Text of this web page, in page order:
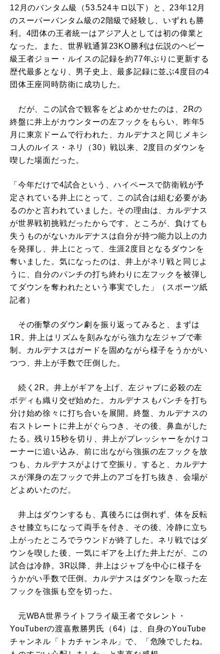
12月のバンタム級（53.524キロ以下）と、23年12月
のスーパーバンタム級の2階級で経験し、いずれも勝
利。4団体の王者統一はアジア人としては初の偉業と
なった。また、世界戦通算23KO勝利は伝説のヘビー
級王者ジョー・ルイスの記録を約77年ぶりに更新する
歴代最多となり、男子史上、最多記録に並ぶ4度目の4
団体王座同時防衛に成功した。
だが、この試合で観客をどよめかせたのは、2Rの
終盤に井上がカウンターの左フックをもらい、昨年5
月に東京ドームで行われた、カルデナスと同じメキシ
コ人のルイス・ネリ（30）戦以来、2度目のダウンを
喫した場面だった。
「今年だけで4試合という、ハイペースで防衛戦が予
定されている井上にとって、この試合は組む必要があ
るのかと言われていました。その理由は、カルデナス
が世界戦初挑戦だったからです。ところが、負けても
失うものがないカルデナスは自分が持つ能力以上の力
を発揮し、井上にとって、生涯2度目となるダウンを
奪いました。気になったのは、井上がネリ戦と同じよ
うに、自分のパンチの打ち終わりに左フックを被弾し
てダウンを奪われたという事実でした」（スポーツ紙
記者）
その衝撃のダウン劇を振り返ってみると、まずは
1R。井上はリズムを刻みながら強力な左ジャブで牽
制。カルデナスはガードを固めながら様子をうかがい
つつ、井上が手数で圧倒した。
続く2R。井上がギアを上げ、左ジャブに必殺の左
ボディも織り交ぜ始めた。カルデナスもパンチを打ち
分け始め徐々に打ち合いを展開。終盤、カルデナスの
右ストレートに井上がぐらつき、その後、鼻血がした
たる。残り15秒を切り、井上がプレッシャーをかけコ
ーナーに追い込み、前に出ながら強振の左フックを放
つも、カルデナスがよけて空振り。すると、カルデナ
スが渾身の左フックで井上のアゴを打ち抜き、会場が
どよめいたのだ。
井上はダウンするも、真後ろには倒れず、体を反転
させ膝立ちになって両手を付き、その後、冷静に立ち
上がったところでラウンドが終了した。ネリ戦ではダ
ウンを喫した後、一気にギアを上げた井上だが、この
試合は冷静。3R以降、井上はジャブを中心に様子を
うかがい手数で圧倒。カルデナスはダウンを取った左
フックを強振も空を切った。
元WBA世界ライトフライ級王者でタレント・
YouTuberの渡嘉敷勝男氏（64）は、自身のYouTube
チャンネル「トカチャンネル」で、「危険でしたね。